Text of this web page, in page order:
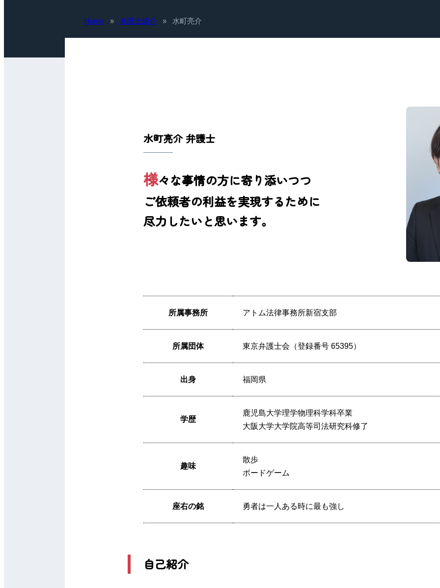
Home » 弁護士紹介 » 水町亮介
水町亮介 弁護士
様々な事情の方に寄り添いつつ
ご依頼者の利益を実現するために
尽力したいと思います。
所属事務所 アトム法律事務所新宿支部
所属団体 東京弁護士会（登録番号 65395）
出身 福岡県
学歴
鹿児島大学理学物理科学科卒業
大阪大学大学院高等司法研究科修了
趣味
散歩
ボードゲーム
座右の銘 勇者は一人ある時に最も強し
自己紹介